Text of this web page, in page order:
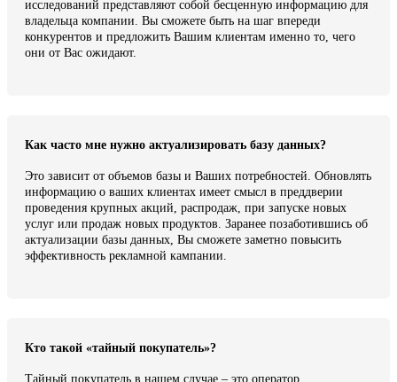
исследований представляют собой бесценную информацию для
владельца компании. Вы сможете быть на шаг впереди
конкурентов и предложить Вашим клиентам именно то, чего
они от Вас ожидают.
Как часто мне нужно актуализировать базу данных?
Это зависит от объемов базы и Ваших потребностей. Обновлять
информацию о ваших клиентах имеет смысл в преддверии
проведения крупных акций, распродаж, при запуске новых
услуг или продаж новых продуктов. Заранее позаботившись об
актуализации базы данных, Вы сможете заметно повысить
эффективность рекламной кампании.
Кто такой «тайный покупатель»?
Тайный покупатель в нашем случае – это оператор,